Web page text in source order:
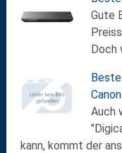
Gute
Doch
Auch
kann, kommt der